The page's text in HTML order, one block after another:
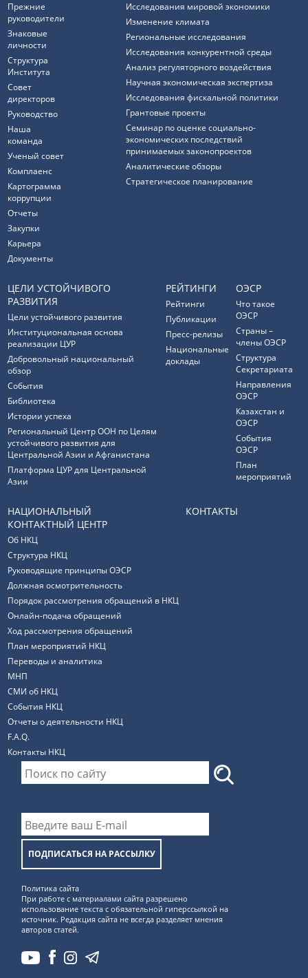
Прежние
руководители
Знаковые
личности
Структура
Института
Совет
директоров
Руководство
Наша
команда
Ученый совет
Комплаенс
Картограмма
коррупции
Отчеты
Закупки
Карьера
Документы
Исследования мировой экономики
Изменение климата
Региональные исследования
Исследования конкурентной среды
Анализ регуляторного воздействия
Научная экономическая экспертиза
Исследования фискальной политики
Грантовые проекты
Семинар по оценке социально-
экономических последствий
принимаемых законопроектов
Аналитические обзоры
Стратегическое планирование
ЦЕЛИ УСТОЙЧИВОГО
РАЗВИТИЯ
Цели устойчивого развития
Институциональная основа
реализации ЦУР
Добровольный национальный
обзор
События
Библиотека
Истории успеха
Региональный Центр ООН по Целям
устойчивого развития для
Центральной Азии и Афганистана
Платформа ЦУР для Центральной
Азии
РЕЙТИНГИ
Рейтинги
Публикации
Пресс-релизы
Национальные
доклады
ОЭСР
Что такое
ОЭСР
Страны –
члены ОЭСР
Структура
Секретариата
Направления
ОЭСР
Казахстан и
ОЭСР
События
ОЭСР
План
мероприятий
НАЦИОНАЛЬНЫЙ
КОНТАКТНЫЙ ЦЕНТР
Об НКЦ
Структура НКЦ
Руководящие принципы ОЭСР
Должная осмотрительность
Порядок рассмотрения обращений в НКЦ
Онлайн-подача обращений
Ход рассмотрения обращений
План мероприятий НКЦ
Переводы и аналитика
МНП
СМИ об НКЦ
События НКЦ
Отчеты о деятельности НКЦ
F.A.Q.
Контакты НКЦ
КОНТАКТЫ
ПОДПИСАТЬСЯ НА РАССЫЛКУ
Политика сайта
При работе с материалами сайта разрешено
использование текста с обязательной гиперссылкой на
источник. Редакция сайта не всегда разделяет мнения
авторов статей.